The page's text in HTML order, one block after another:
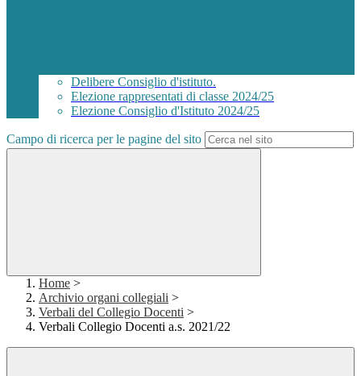
Delibere Consiglio d'istituto.
Elezione rappresentati di classe 2024/25
Elezione Consiglio d'Istituto 2024/25
Campo di ricerca per le pagine del sito
Home >
Archivio organi collegiali >
Verbali del Collegio Docenti >
Verbali Collegio Docenti a.s. 2021/22